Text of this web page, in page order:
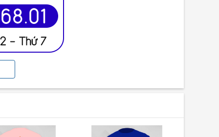
tấm hình sống ảo triệu like khi đi du lịch. Áo
Một điều mà ai cũng biết, đó là màu đen